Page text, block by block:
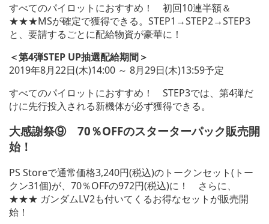
すべてのパイロットにおすすめ！ 初回10連半額＆
★★★MSが確定で獲得できる。STEP1→STEP2→STEP3
と、要請するごとに配給物資が豪華に！
＜第4弾STEP UP抽選配給期間＞
2019年8月22日(木)14:00 ～ 8月29日(木)13:59予定
すべてのパイロットにおすすめ！ STEP3では、第4弾だ
けに先行投入される新機体が必ず獲得できる。
大感謝祭⑨ 70％OFFのスターターパック販売開
始！
PS Storeで通常価格3,240円(税込)のトークンセット(トー
クン31個)が、70％OFFの972円(税込)に！ さらに、
★★★ ガンダムLV2も付いてくるお得なセットが販売開
始！